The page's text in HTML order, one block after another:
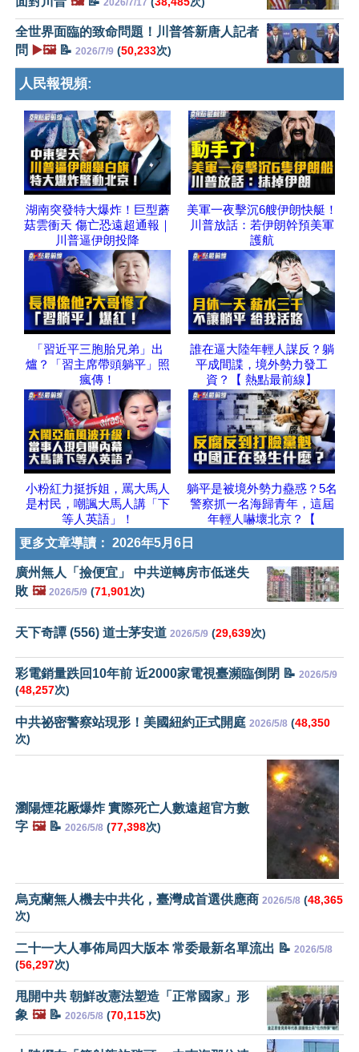
2026/7/17
全世界面臨的致命問題！川普答新唐人記者
問 ▶️🖼️📝 2026/7/9 (50,233次)
人民報視頻:
湖南突發特大爆炸！巨型蘑
菇雲衝天 傷亡恐遠超通報｜
川普逼伊朗投降
美軍一夜擊沉6艘伊朗快艇！
川普放話：若伊朗幹預美軍
護航
「習近平三胞胎兄弟」出
爐？「習主席帶頭躺平」照
瘋傳！
誰在逼大陸年輕人謀反？躺
平成間諜，境外勢力發工
資？【 熱點最前線】
小粉紅力挺拆姐，罵大馬人
是村民，嘲諷大馬人講「下
等人英語」！
躺平是被境外勢力蠱惑？5名
警察抓一名海歸青年，這屆
年輕人嚇壞北京？【
更多文章導讀： 2026年5月6日
廣州無人「撿便宜」 中共逆轉房市低迷失
敗 🖼️ 2026/5/9 (71,901次)
天下奇譚 (556) 道士茅安道 2026/5/9 (29,639次)
彩電銷量跌回10年前 近2000家電視臺瀕臨倒閉 📝 2026/5/9
(48,257次)
中共祕密警察站現形！美國紐約正式開庭 2026/5/8 (48,350
次)
瀏陽煙花厰爆炸 實際死亡人數遠超官方數
字 🖼️📝 2026/5/8 (77,398次)
烏克蘭無人機去中共化，臺灣成首選供應商 2026/5/8 (48,365
次)
二十一大人事佈局四大版本 常委最新名單流出 📝 2026/5/8
(56,297次)
甩開中共 朝鮮改憲法塑造「正常國家」形
象 🖼️📝 2026/5/8 (70,115次)